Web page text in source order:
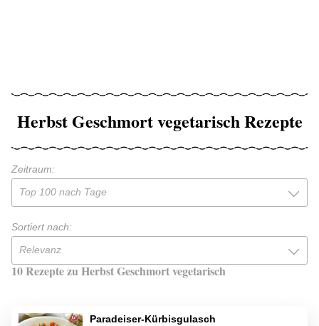
Herbst Geschmort vegetarisch Rezepte
Zeitraum:
Top 100 nach Tage
Sortiert nach:
Relevanz
10 Rezepte zu Herbst Geschmort vegetarisch
Paradeiser-Kürbisgulasch